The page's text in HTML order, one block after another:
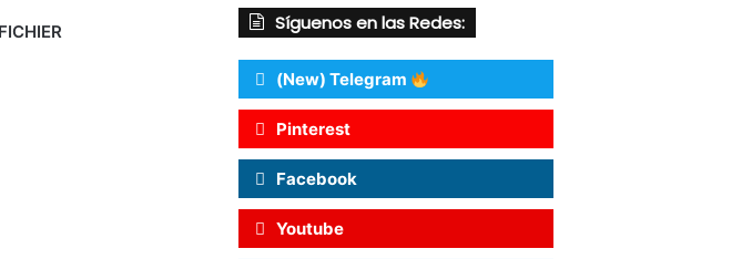
Síguenos en las Redes:
(New) Telegram
Pinterest
Facebook
Youtube